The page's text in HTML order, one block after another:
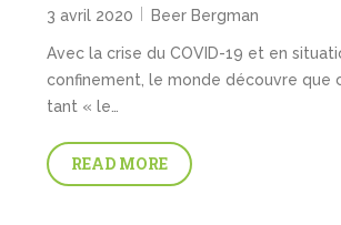
3 avril 2020 Beer Bergman
Avec la crise du COVID-19 et en
confinement, le monde découvre que
tant « le…
READ MORE